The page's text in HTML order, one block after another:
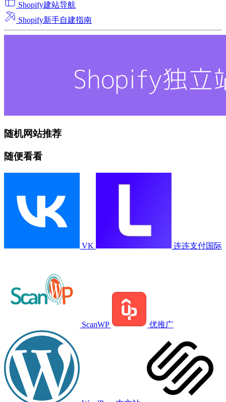
Shopify建站导航
Shopify新手自建指南
随机网站推荐
随便看看
VK 连连支付国际
ScanWP 优推广